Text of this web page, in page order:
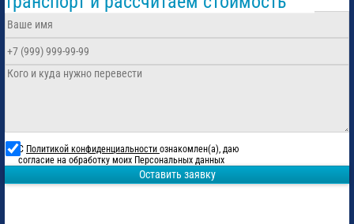
С Политикой конфиденциальности ознакомлен(а), даю
согласие на обработку моих Персональных данных
Оставить заявку